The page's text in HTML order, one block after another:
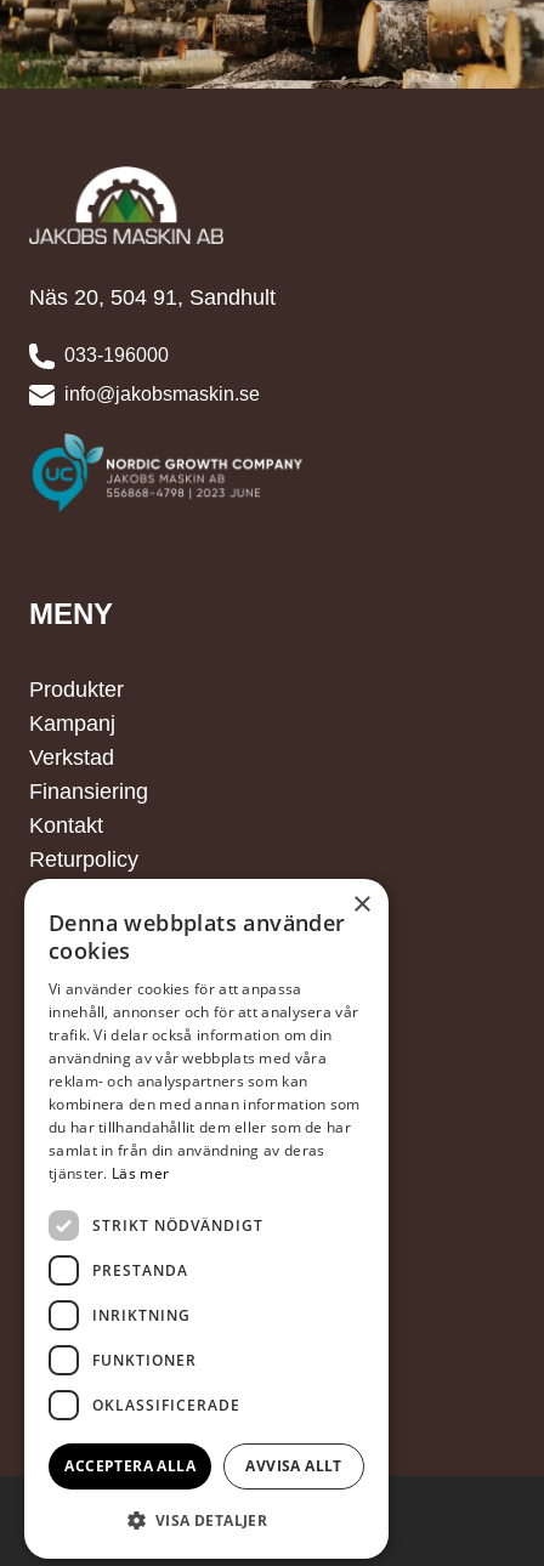
Näs 20, 504 91, Sandhult
033-196000
info@jakobsmaskin.se
MENY
Produkter
Kampanj
Verkstad
Finansiering
Kontakt
Returpolicy
Försäljningsvillkor
I samarbete med DNB
FÖLJ OSS
© 2026 Jakobs Maskin
×
Denna webbplats använder
cookies
Vi använder cookies för att anpassa
innehåll, annonser och för att analysera vår
trafik. Vi delar också information om din
användning av vår webbplats med våra
reklam- och analyspartners som kan
kombinera den med annan information som
du har tillhandahållit dem eller som de har
samlat in från din användning av deras
tjänster. Läs mer
STRIKT NÖDVÄNDIGT
PRESTANDA
INRIKTNING
FUNKTIONER
OKLASSIFICERADE
ACCEPTERA ALLA AVVISA ALLT
VISA DETALJER